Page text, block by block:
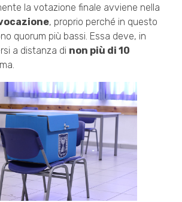
la votazione finale avviene nella
, proprio perché in questo
quorum più bassi. Essa deve, in
a distanza di non più di 10